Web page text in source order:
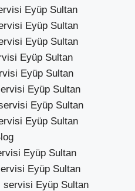
Eyüp Sultan
Eyüp Sultan
Eyüp Sultan
Eyüp Sultan
Eyüp Sultan
Eyüp Sultan
Eyüp Sultan
Eyüp Sultan
Eyüp Sultan
Eyüp Sultan
servisi Eyüp Sultan